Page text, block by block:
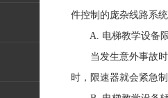
件控制的庞杂线路系
A. 电梯教学设备
当发生意外事故时
时，限速器就会紧急